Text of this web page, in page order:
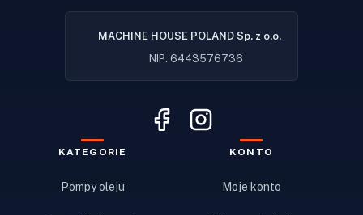
MACHINE HOUSE POLAND Sp. z o.o.
NIP: 6443576736
KATEGORIE
Pompy oleju
KONTO
Moje konto